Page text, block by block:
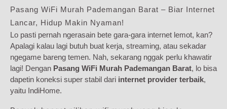
Pasang WiFi Murah Pademangan Barat – Biar Internet
Lancar, Hidup Makin Nyaman!
Lo pasti pernah ngerasain bete gara-gara internet lemot, kan?
Apalagi kalau lagi butuh buat kerja, streaming, atau sekadar
ngegame bareng temen. Nah, sekarang nggak perlu khawatir
lagi! Dengan Pasang WiFi Murah Pademangan Barat, lo bisa
dapetin koneksi super stabil dari internet provider terbaik,
yaitu IndiHome.